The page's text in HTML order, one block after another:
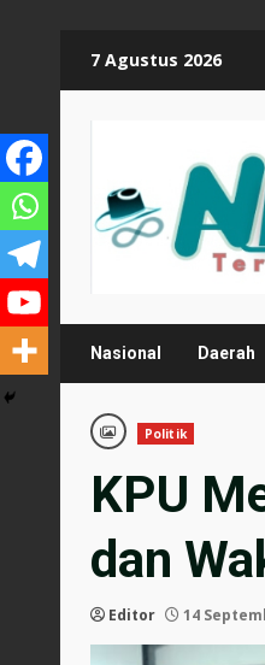
7 Agustus 2026
Nasional Daerah
Politik
KPU
dan
Editor 14